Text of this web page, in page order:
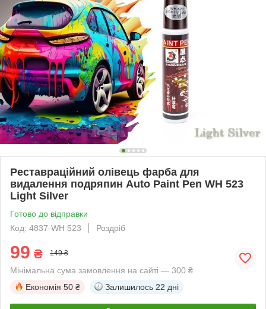
Реставраційний олівець фарба для
видалення подряпин Auto Paint Pen WH 523
Light Silver
Готово до відправки
Код: 4837-WH 523
Роздріб
99 ₴ 149 ₴
Мінімальна сума замовлення на сайті — 300 ₴
Економія 50 ₴ Залишилось 22 дні